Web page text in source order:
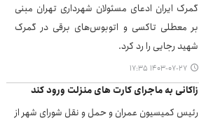
گمرک ایران ادعای مسئولان شهرداری تهران مبنی
بر معطلی تاکسی و اتوبوس‌های برقی در گمرک
شهید رجایی را رد کرد.
۱۴۰۳-۰۷-۲۷ ۱۷:۳۵
زاکانی به ماجرای کارت های منزلت ورود کند
رئیس کمیسیون عمران و حمل و نقل شورای شهر از